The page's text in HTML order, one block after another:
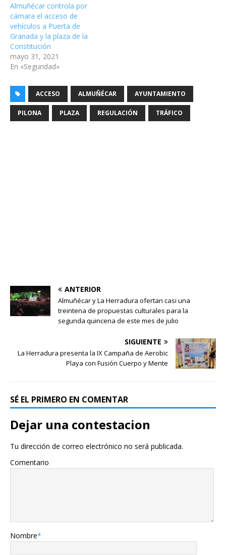
Almuñécar controla por
cámara el acceso de
vehículos a Puerta de
Granada y la plaza de la
Constitución
mayo 31, 2021
En «Seguridad»
ACCESO ALMUÑÉCAR AYUNTAMIENTO
PILONA PLAZA REGULACIÓN TRÁFICO
ANTERIOR
Almuñécar y La Herradura ofertan casi una
treintena de propuestas culturales para la
segunda quincena de este mes de julio
SIGUIENTE
La Herradura presenta la IX Campaña de Aerobic
Playa con Fusión Cuerpo y Mente
SÉ EL PRIMERO EN COMENTAR
Dejar una contestacion
Tu dirección de correo electrónico no será publicada.
Comentario
Nombre*